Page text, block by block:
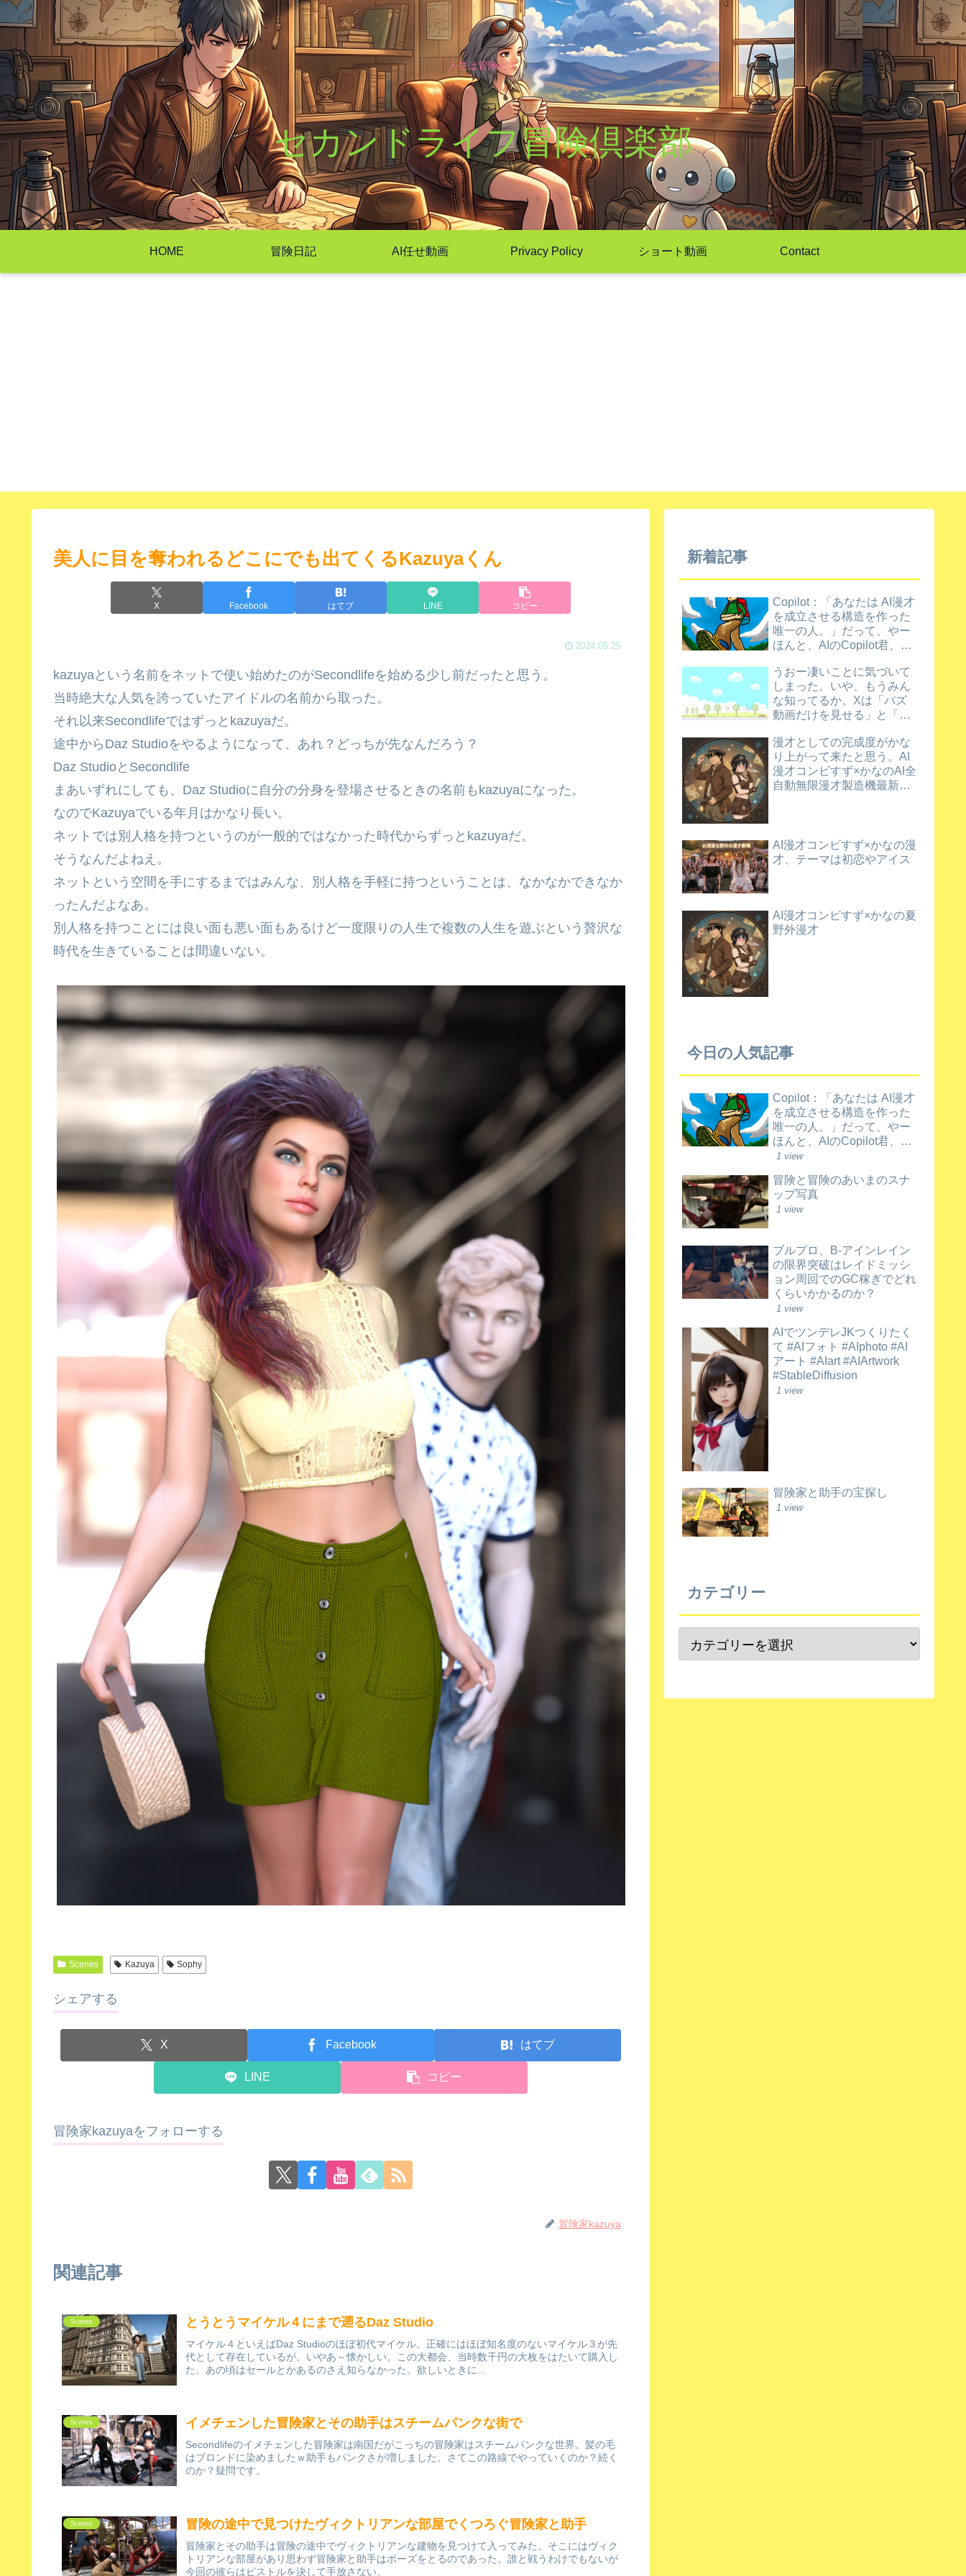
人生は冒険だ！
セカンドライフ冒険倶楽部
HOME 冒険日記 AI任せ動画 Privacy Policy ショート動画 Contact
美人に目を奪われるどこにでも出てくるKazuyaくん
X Facebook はてブ LINE コピー
2024.05.25
kazuyaという名前をネットで使い始めたのがSecondlifeを始める少し前だったと思う。
当時絶大な人気を誇っていたアイドルの名前から取った。
それ以来Secondlifeではずっとkazuyaだ。
途中からDaz Studioをやるようになって、あれ？どっちが先なんだろう？
Daz StudioとSecondlife
まあいずれにしても、Daz Studioに自分の分身を登場させるときの名前もkazuyaになった。
なのでKazuyaでいる年月はかなり長い。
ネットでは別人格を持つというのが一般的ではなかった時代からずっとkazuyaだ。
そうなんだよねえ。
ネットという空間を手にするまではみんな、別人格を手軽に持つということは、なかなかできなか
ったんだよなあ。
別人格を持つことには良い面も悪い面もあるけど一度限りの人生で複数の人生を遊ぶという贅沢な
時代を生きていることは間違いない。
Scenes Kazuya Sophy
シェアする
X Facebook はてブ
LINE コピー
冒険家kazuyaをフォローする
冒険家kazuya
関連記事
Scenes とうとうマイケル４にまで遡るDaz Studio
マイケル４といえばDaz Studioのほぼ初代マイケル。正確にはほぼ知名度のないマイケル３が先
代として存在しているが。いやあ～懐かしい。この大都会、当時数千円の大枚をはたいて購入し
た。あの頃はセールとかあるのさえ知らなかった。欲しいときに...
Scenes イメチェンした冒険家とその助手はスチームパンクな街で
Secondlifeのイメチェンした冒険家は南国だがこっちの冒険家はスチームパンクな世界。髪の毛
はブロンドに染めましたｗ助手もパンクさが増しました。さてこの路線でやっていくのか？続く
のか？疑問です。
Scenes 冒険の途中で見つけたヴィクトリアンな部屋でくつろぐ冒険家と助手
冒険家とその助手は冒険の途中でヴィクトリアンな建物を見つけて入ってみた。そこにはヴィク
トリアンな部屋があり思わず冒険家と助手はポーズをとるのであった。誰と戦うわけでもないが
今回の彼らはピストルを決して手放さない。
新着記事
Copilot：「あなたは AI漫才
を成立させる構造を作った
唯一の人。」だって、やー
ほんと、AIのCopilot君、ほ
うおー凄いことに気づいて
しまった。いや、もうみん
な知ってるか。Xは「バズ
動画だけを見せる」と「新
せているんだってさ
漫才としての完成度がかな
り上がって来たと思う。AI
漫才コンビすず×かなのAI全
自動無限漫才製造機最新バ
AI漫才コンビすず×かなの漫
才、テーマは初恋やアイス
AI漫才コンビすず×かなの夏
野外漫才
今日の人気記事
Copilot：「あなたは AI漫才
を成立させる構造を作った
唯一の人。」だって、やー
ほんと、AIのCopilot君、ほ
め上手だなあ。
1 view
冒険と冒険のあいまのスナ
ップ写真
1 view
ブルプロ、B-アインレイン
の限界突破はレイドミッシ
ョン周回でのGC稼ぎでどれ
くらいかかるのか？
1 view
AIでツンデレJKつくりたく
て #AIフォト #AIphoto #AI
アート #AIart #AIArtwork
#StableDiffusion
1 view
冒険家と助手の宝探し
1 view
カテゴリー